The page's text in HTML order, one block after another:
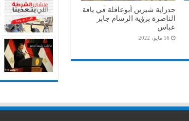
جدراية شيرين أبوعاقلة في يافة
الناصرة برؤية الرسام جابر
عباس
16 مايو، 2022